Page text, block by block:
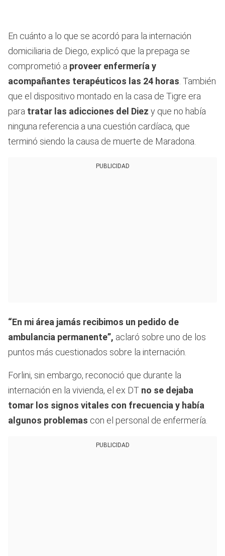
En cuánto a lo que se acordó para la internación
domiciliaria de Diego, explicó que la prepaga se
comprometió a proveer enfermería y
acompañantes terapéuticos las 24 horas . También
que el dispositivo montado en la casa de Tigre era
para tratar las adicciones del Diez y que no había
ninguna referencia a una cuestión cardíaca, que
terminó siendo la causa de muerte de Maradona.
PUBLICIDAD
“En mi área jamás recibimos un pedido de
ambulancia permanente”, aclaró sobre uno de los
puntos más cuestionados sobre la internación.
Forlini, sin embargo, reconoció que durante la
internación en la vivienda, el ex DT no se dejaba
tomar los signos vitales con frecuencia y había
algunos problemas con el personal de enfermería.
PUBLICIDAD